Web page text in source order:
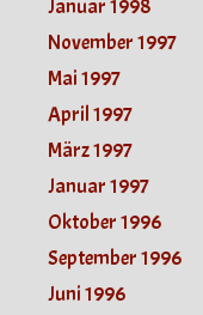
Januar 1998
November 1997
Mai 1997
April 1997
März 1997
Januar 1997
Oktober 1996
September 1996
Juni 1996